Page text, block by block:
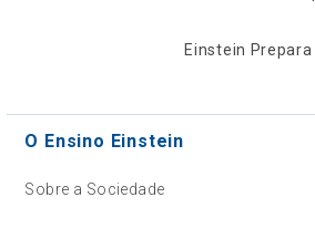
Einstein Prepara
O Ensino Einstein
Sobre a Sociedade